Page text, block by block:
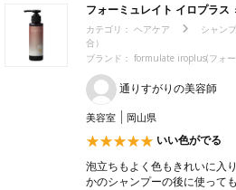
フォーミュレイト イロプラ
カテゴリ： ヘアケア シャン
合）
ブランド： formulate iroplus(フォ
通りすがりの美容師
美容室 岡山県
いい色がでる
泡立ちもよく色もきれいに入
かのシャンプーの後に使って